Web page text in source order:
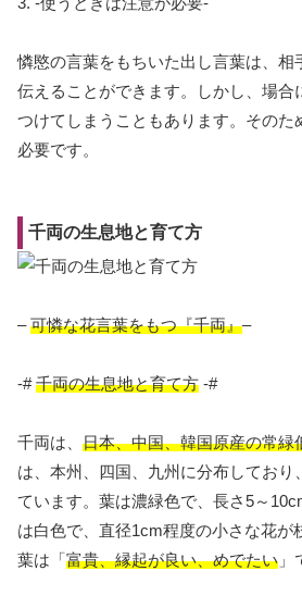
憐愍の言葉をもちいた出し言葉は、相
伝えることができます。しかし、場合
つけてしまうこともあります。そのた
必要です。
千両の生息地と育て方
–可憐な花言葉をもつ『千両』–
-#千両の生息地と育て方 -#
千両は、 日本、中国、韓国原産の常緑
は、本州、四国、九州に分布しており
ています。葉は濃緑色で、長さ5～
は白色で、直径1cm程度の小さな花が
葉は「富貴、縁起が良い、めでたい 」